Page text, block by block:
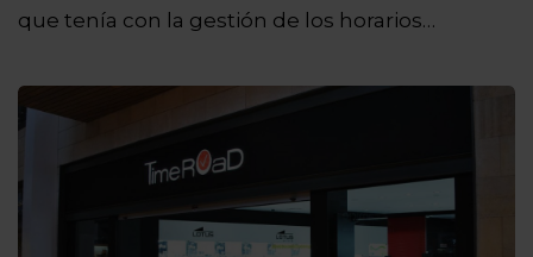
que tenía con la gestión de los horarios…